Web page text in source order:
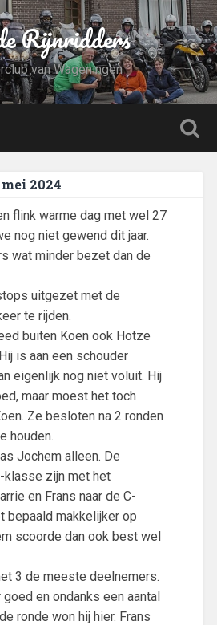
Rijnridders
van Wageningen
2024
flink warme dag met wel 27
nog niet gewend dit jaar.
wat minder bezet dan de
uitgezet met de
te rijden.
buiten Koen ook Hotze
is aan een schouder
eigenlijk nog niet voluit. Hij
maar moest het toch
Ze besloten na 2 ronden
houden.
Jochem alleen. De
klasse zijn met het
en Frans naar de C-
bepaald makkelijker op
scoorde dan ook best wel
3 de meeste deelnemers.
en ondanks een aantal
ronde won hij hier. Frans